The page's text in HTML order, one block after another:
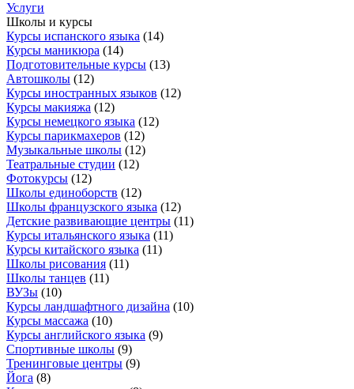
Услуги
Школы и курсы
Курсы испанского языка (14)
Курсы маникюра (14)
Подготовительные курсы (13)
Автошколы (12)
Курсы иностранных языков (12)
Курсы макияжа (12)
Курсы немецкого языка (12)
Курсы парикмахеров (12)
Музыкальные школы (12)
Театральные студии (12)
Фотокурсы (12)
Школы единоборств (12)
Школы французского языка (12)
Детские развивающие центры (11)
Курсы итальянского языка (11)
Курсы китайского языка (11)
Школы рисования (11)
Школы танцев (11)
ВУЗы (10)
Курсы ландшафтного дизайна (10)
Курсы массажа (10)
Курсы английского языка (9)
Спортивные школы (9)
Тренинговые центры (9)
Йога (8)